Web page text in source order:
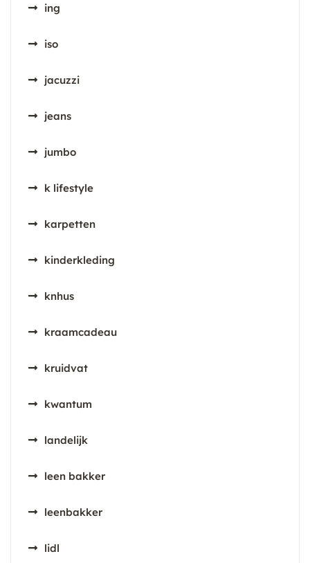
ing
iso
jacuzzi
jeans
jumbo
k lifestyle
karpetten
kinderkleding
knhus
kraamcadeau
kruidvat
kwantum
landelijk
leen bakker
leenbakker
lidl